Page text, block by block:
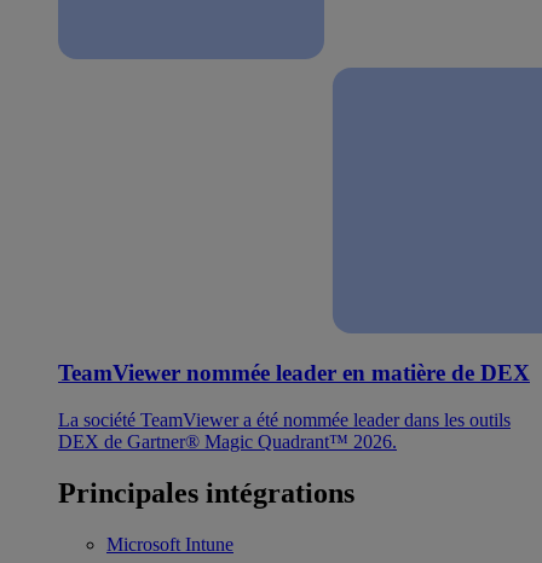
TeamViewer nommée leader en matière de DEX
La société TeamViewer a été nommée leader dans les outils
DEX de Gartner® Magic Quadrant™ 2026.
Principales intégrations
Microsoft Intune